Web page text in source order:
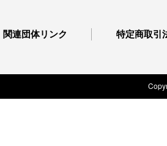
関連団体リンク 特定商取引